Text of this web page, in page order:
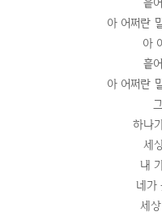
아 어쩌란
아
흩
아 어쩌란
하나
세
내
네가
세